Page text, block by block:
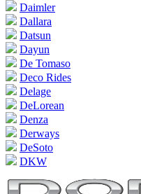
Daimler
Dallara
Datsun
Dayun
De Tomaso
Deco Rides
Delage
DeLorean
Denza
Derways
DeSoto
DKW